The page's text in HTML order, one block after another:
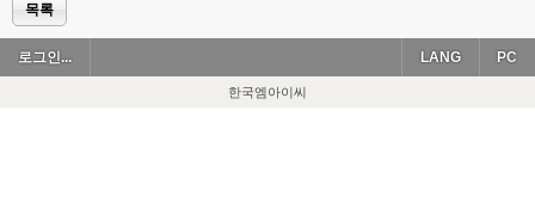
목록
로그인... PC
LANG
한국엠아이씨